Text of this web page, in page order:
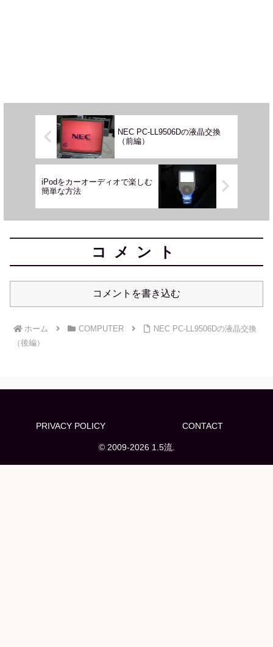
NEC PC-LL9506Dの液晶交換
（前編）
iPodをカーオーディオで楽しむ
簡単な方法
コメント
コメントを書き込む
ホーム COMPUTER
NEC PC-LL9506Dの液晶交換
（後編）
PRIVACY POLICY CONTACT
© 2009-2026 1.5流.